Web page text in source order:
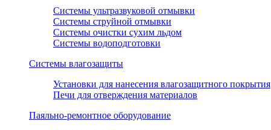
Системы ультразвуковой отмывки
Системы струйной отмывки
Системы очистки сухим льдом
Системы водоподготовки
Системы влагозащиты
Установки для нанесения влагозащитного покрытия
Печи для отверждения материалов
Паяльно-ремонтное оборудование